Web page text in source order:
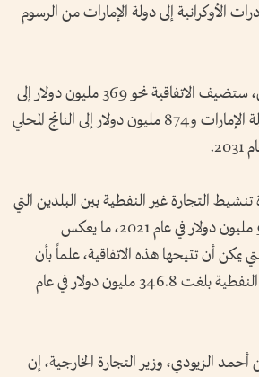
من الصادرات الأوكرانية إلى دولة الإمارات من الرسوم
وحسب دراسات الجدوى، ستضيف الاتفاقية نحو 369 مليون دولار إلى
الناتج المحلي الإجمالي لدولة الإمارات و874 مليون دولار إلى الناتج المحلي
تنشيط التجارة غير النفطية بين البلدين التي
بلغت ذروتها عند 904.4 مليون دولار في عام 2021، ما يعكس
يمكن أن تتيحها هذه الاتفاقية، علماً بأن
قيمة التجارة البينية غير النفطية بلغت 346.8 مليون دولار في عام
أحمد الزيودي، وزير التجارة الخارجية، إن